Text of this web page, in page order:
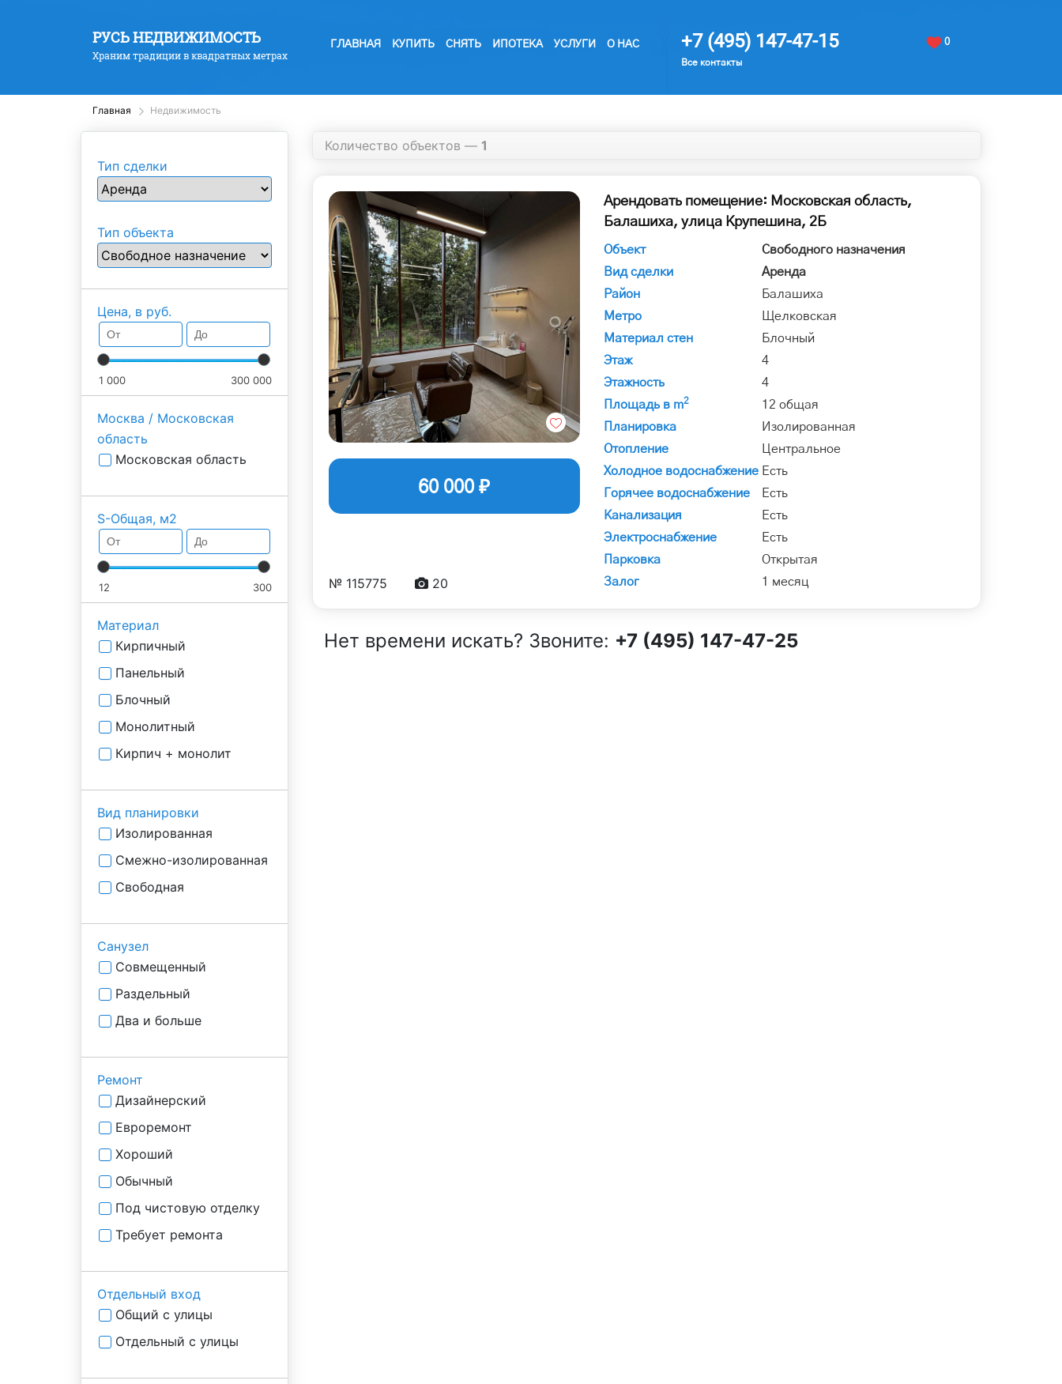
РУСЬ НЕДВИЖИМОСТЬ
Храним традиции в квадратных метрах
ГЛАВНАЯ КУПИТЬ СНЯТЬ ИПОТЕКА УСЛУГИ О НАС +7 (495) 147-47-15
Все контакты
0
Главная Недвижимость
Тип сделки
Тип объекта
Цена, в руб.
300 000
1 000
Москва / Московская
область
Московская область
S-Общая, м2
300
12
Материал
Кирпичный
Панельный
Блочный
Монолитный
Кирпич + монолит
Вид планировки
Изолированная
Смежно-изолированная
Свободная
Санузел
Совмещенный
Раздельный
Два и больше
Ремонт
Дизайнерский
Евроремонт
Хороший
Обычный
Под чистовую отделку
Требует ремонта
Отдельный вход
Общий с улицы
Отдельный с улицы
Количество объектов — 1
60 000 ₽
№ 115775 20
Арендовать помещение: Московская область,
Балашиха, улица Крупешина, 2Б
Объект
Свободного назначения
Вид сделки
Аренда
Район
Балашиха
Метро
Щелковская
Материал стен
Блочный
Этаж
4
Этажность
4
Площадь в m2
12 общая
Планировка
Изолированная
Отопление
Центральное
Холодное водоснабжение Есть
Горячее водоснабжение
Есть
Канализация
Есть
Электроснабжение
Есть
Парковка
Открытая
Залог
1 месяц
Нет времени искать? Звоните: +7 (495) 147-47-25